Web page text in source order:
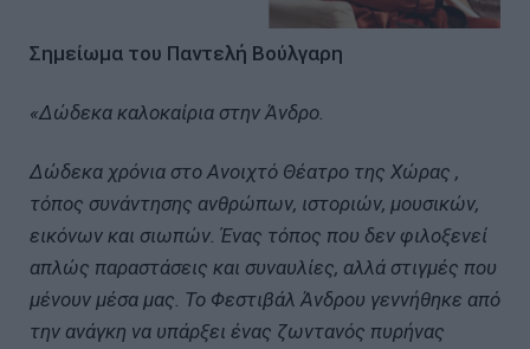
Σημείωμα του Παντελή Βούλγαρη
«Δώδεκα καλοκαίρια στην Άνδρο.
Δώδεκα χρόνια στο Ανοιχτό Θέατρο της Χώρας ,
τόπος συνάντησης ανθρώπων, ιστοριών, μουσικών,
εικόνων και σιωπών. Ένας τόπος που δεν φιλοξενεί
απλώς παραστάσεις και συναυλίες, αλλά στιγμές που
μένουν μέσα μας. Το Φεστιβάλ Άνδρου γεννήθηκε από
την ανάγκη να υπάρξει ένας ζωντανός πυρήνας